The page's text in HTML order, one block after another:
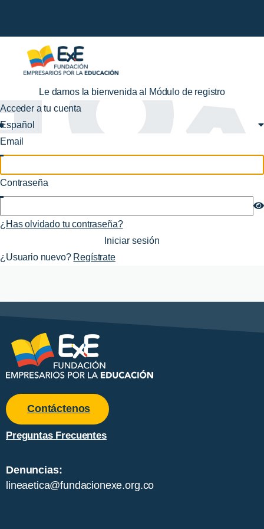
Le damos la bienvenida al Módulo de registro
Acceder a tu cuenta
Español
Email
Contraseña
¿Has olvidado tu contraseña?
¿Usuario nuevo? Regístrate
Contáctenos
Preguntas Frecuentes
Denuncias:
lineaetica@fundacionexe.org.co